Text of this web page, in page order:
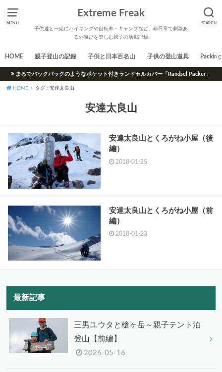
MENU SEARCH
Extreme Freak
子供達と一緒にハイキングや自転車・キャンプなど、非日常で刺激あ
る外遊びを楽しむ親子の活動記録
HOME 親子登山の記録 子供と日本百名山 子供の登山道具 Packing
まるでバックパックのようなポケット付きランドセルカバー「Randsel Packer」
HOME タグ : 安達太良山
安達太良山
安達太良山とくろがね小屋（後
編）
2018-01-25
安達太良山とくろがね小屋（前
編）
2018-01-23
最新記事
三男ユウタと槍ヶ岳～親子テント泊
登山【前編】
2026-05-16